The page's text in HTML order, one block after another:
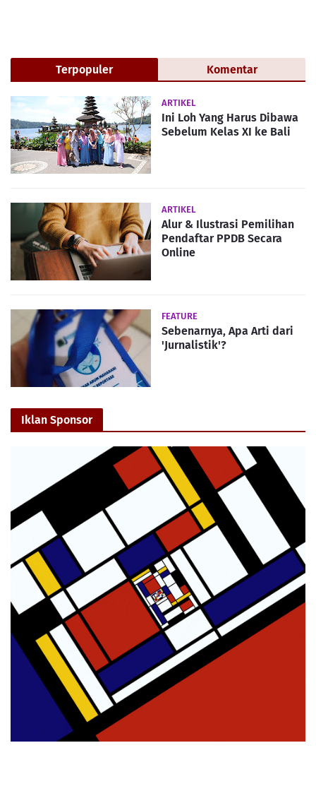
Terpopuler Komentar
ARTIKEL
Ini Loh Yang Harus Dibawa
Sebelum Kelas XI ke Bali
ARTIKEL
Alur & Ilustrasi Pemilihan
Pendaftar PPDB Secara
Online
FEATURE
Sebenarnya, Apa Arti dari
'Jurnalistik'?
Iklan Sponsor